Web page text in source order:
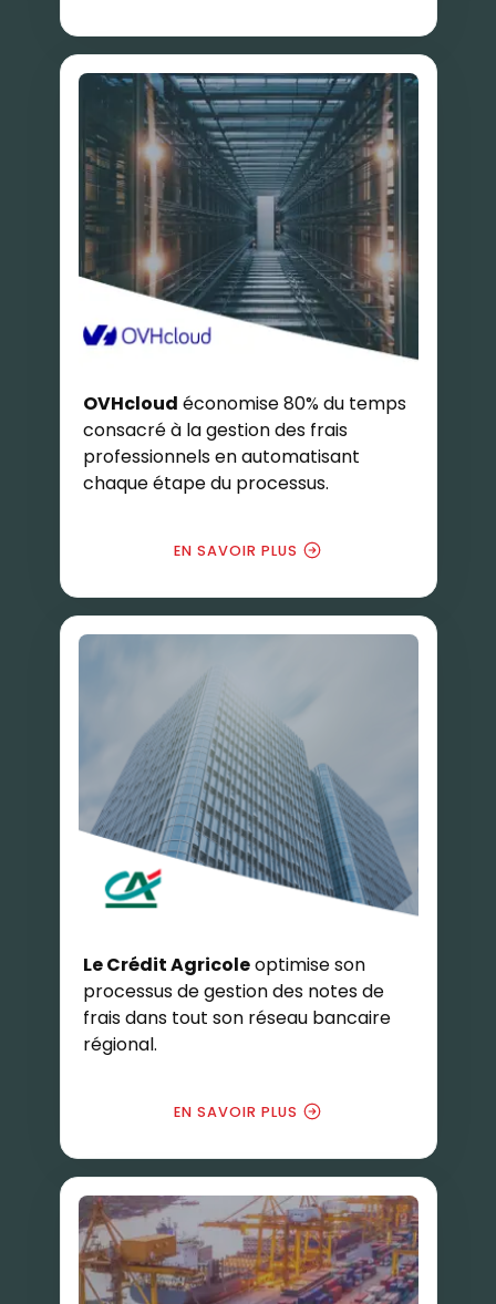
OVHcloud économise 80% du temps
consacré à la gestion des frais
professionnels en automatisant
chaque étape du processus.
EN SAVOIR PLUS
Le Crédit Agricoleoptimise son
processus de gestion des notes de
frais dans tout son réseau bancaire
régional.
EN SAVOIR PLUS